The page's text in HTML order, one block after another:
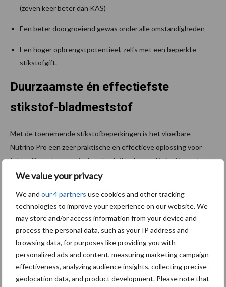
We value your privacy
We and our 4 partners use cookies and other tracking
technologies to improve your experience on our website. We
may store and/or access information from your device and
process the personal data, such as your IP address and
browsing data, for purposes like providing you with
personalized ads and content, measuring marketing campaign
effectiveness, analyzing audience insights, collecting precise
geolocation data, and product development. Please note that
(zeven keer beter dan KAS)
Een beter doorgroeiend gewas onder alle omstandigheden
Een hoger opbrengstpotentieel, zelfs met een beperkte
stikstofgift.
Duurzaamste én effectiefste
stikstof-bladmeststof
Met de toenemende stikstofbeperkingen is het vloeibare
Nutrino Pro een zeer praktische en effectieve oplossing voor
telers. Door de gecontroleerde afgifte, hoge efficiëntie en de
toepassing via het blad, helpt Nutrino Pro telers om binnen de
een maximale opbrengst te realiseren.
Zoals Nutma het samenvat: “Nutrino Pro is eigenlijk ‘meer met
minder’. Met een lagere stikstofgift wordt toch een maximale
opbrengst gegarandeerd. Het helpt telers om super-efficiënt en
tegelijkertijd duurzaam en toekomstbestendig te telen. Dit mede
doordat Nutrino Pro bodemleven ongemoeid laat. Holland Fyto